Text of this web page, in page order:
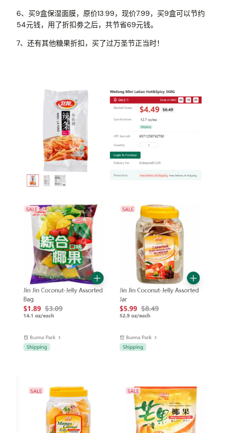
6、买9盒保湿面膜，原价13.99，现价7.99，买9盒可以节约
54元钱，用了折扣劵之后，共节省69元钱。
7、还有其他糖果折扣，买了过万圣节正当时！